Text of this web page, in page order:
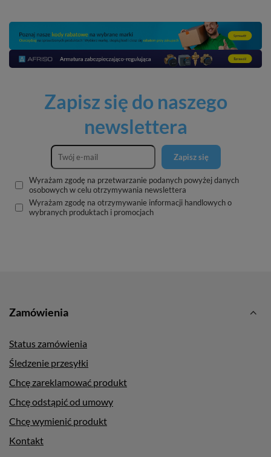
Zapisz się do naszego
newslettera
Zapisz się
Wyrażam zgodę na przetwarzanie podanych powyżej danych
osobowych w celu otrzymywania newslettera
Wyrażam zgodę na otrzymywanie informacji handlowych o
wybranych produktach i promocjach
Zamówienia
Status zamówienia
Śledzenie przesyłki
Chcę zareklamować produkt
Chcę odstąpić od umowy
Chcę wymienić produkt
Kontakt